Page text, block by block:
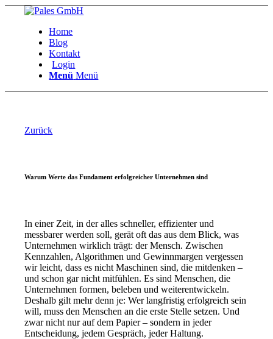
Home
Blog
Kontakt
Login
Menü Menü
Zurück
Warum Werte das Fundament erfolgreicher Unternehmen sind
In einer Zeit, in der alles schneller, effizienter und
messbarer werden soll, gerät oft das aus dem Blick, was
Unternehmen wirklich trägt: der Mensch. Zwischen
Kennzahlen, Algorithmen und Gewinnmargen vergessen
wir leicht, dass es nicht Maschinen sind, die mitdenken –
und schon gar nicht mitfühlen. Es sind Menschen, die
Unternehmen formen, beleben und weiterentwickeln.
Deshalb gilt mehr denn je: Wer langfristig erfolgreich sein
will, muss den Menschen an die erste Stelle setzen. Und
zwar nicht nur auf dem Papier – sondern in jeder
Entscheidung, jedem Gespräch, jeder Haltung.